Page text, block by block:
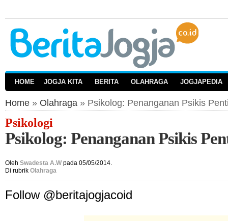
HOME JOGJA KITA BERITA OLAHRAGA JOGJAPEDIA
Home » Olahraga » Psikolog: Penanganan Psikis
Psikologi
Psikolog: Penanganan Psikis
Oleh Swadesta A.W pada 05/05/2014.
Di rubrik Olahraga
Follow @beritajogjacoid